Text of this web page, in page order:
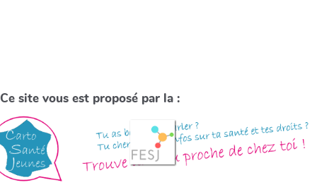
Ce site vous est proposé par la :